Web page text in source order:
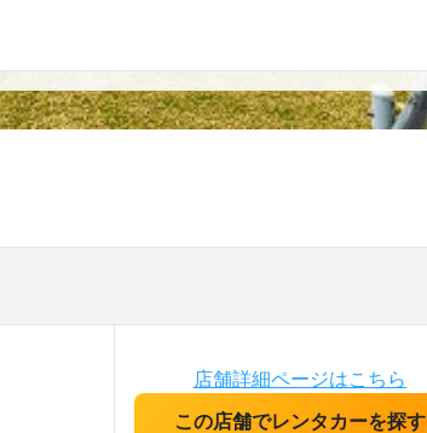
店舗詳細ページはこちら
この店舗でレンタカーを探す